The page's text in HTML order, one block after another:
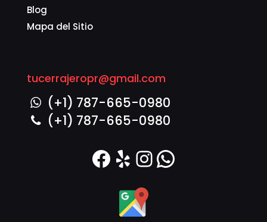
Blog
Mapa del Sitio
tucerrajeropr@gmail.com
(+1) 787-665-0980
(+1) 787-665-0980
Facebook
Yelp
Instagram